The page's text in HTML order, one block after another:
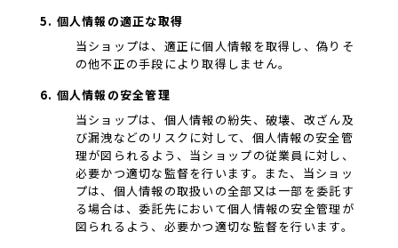
5. 個人情報の適正な取得
当ショップは、適正に個人情報を取得し、偽りそ
の他不正の手段により取得しません。
6. 個人情報の安全管理
当ショップは、個人情報の紛失、破壊、改ざん及
び漏洩などのリスクに対して、個人情報の安全管
理が図られるよう、当ショップの従業員に対し、
必要かつ適切な監督を行います。また、当ショッ
プは、個人情報の取扱いの全部又は一部を委託す
る場合は、委託先において個人情報の安全管理が
図られるよう、必要かつ適切な監督を行います。